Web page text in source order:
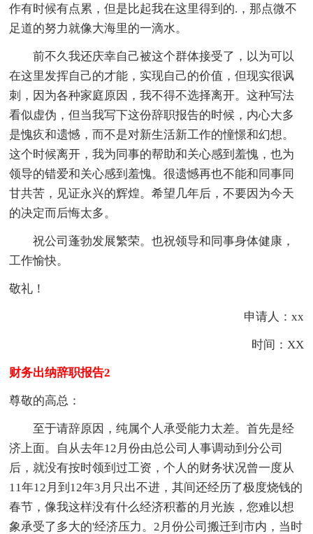
作有时候有点累，但是比起我在这里得到的.，那点微不
足道的努力就像大海里的一滴水。
前不久我还庆幸自己被这个群体接受了，以为可以
在这里发挥自己的才能，实现自己的价值，但现实很讽
刺，因为各种家庭原因，我不得不选择离开。这种写法
看似虚伪，但当我写下这份辞职报告的时候，内心大多
是愧疚和遗憾，而不是对新生活新工作的憧憬和幻想。
这个时候离开，我为同事的帮助和关心感到羞愧，也为
领导的错爱和关心感到羞愧。很遗憾再也不能和同事同
甘共苦，见证永兴的辉煌。希望几年后，不要因为今天
的决定而后悔太多。
祝公司蓬勃发展繁荣。也祝领导和同事身体健康，
工作愉快。
敬礼！
申请人：xx
时间：XX
财务出纳辞职报告2
尊敬的高总：
至于请辞原因，纯属个人承受能力太差。首先是经
济上面。自从去年12月份由总公司人事调动到分公司
后，就没有按时领到过工资，个人的财务状况曾一度从
11年12月到12年3月只出不进，其间还经历了极度烧钱的
春节，像我这样没有什么经济积蓄的月光族，您难以想
象承受了多大的'经济压力。2月份公司搬迁到市内，当时